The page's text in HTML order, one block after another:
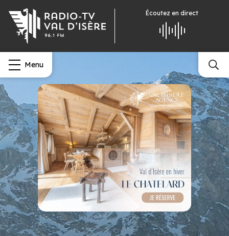
Écoutez en direct
Menu